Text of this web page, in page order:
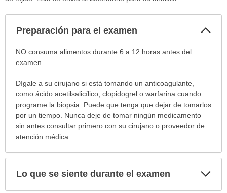
Preparación para el examen
Preparación
para
examen
sido
extendido.
NO consuma alimentos durante 6 a 12 horas antes del
examen.
Dígale a su cirujano si está tomando un anticoagulante,
como ácido acetilsalicílico, clopidogrel o warfarina cuando
programe la biopsia. Puede que tenga que dejar de tomarlos
por un tiempo. Nunca deje de tomar ningún medicamento
sin antes consultar primero con su cirujano o proveedor de
atención médica.
Lo que se siente durante el examen